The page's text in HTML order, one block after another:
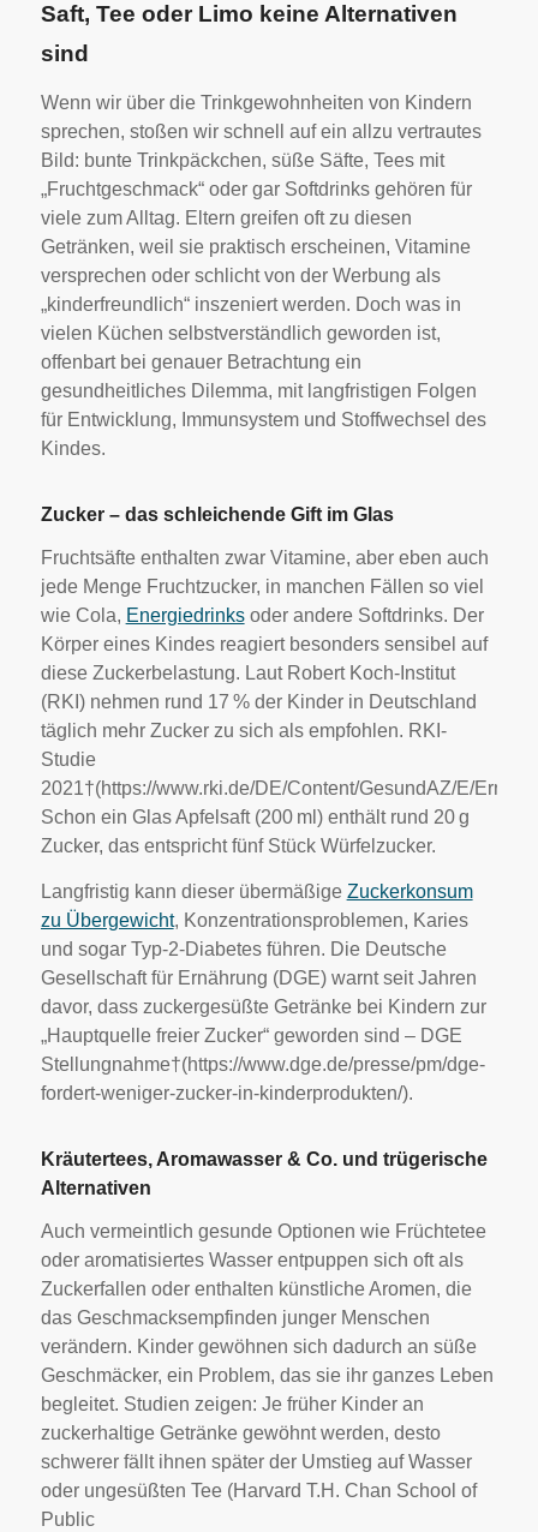
Saft, Tee oder Limo keine Alternativen
sind
Wenn wir über die Trinkgewohnheiten von Kindern
sprechen, stoßen wir schnell auf ein allzu vertrautes
Bild: bunte Trinkpäckchen, süße Säfte, Tees mit
„Fruchtgeschmack“ oder gar Softdrinks gehören für
viele zum Alltag. Eltern greifen oft zu diesen
Getränken, weil sie praktisch erscheinen, Vitamine
versprechen oder schlicht von der Werbung als
„kinderfreundlich“ inszeniert werden. Doch was in
vielen Küchen selbstverständlich geworden ist,
offenbart bei genauer Betrachtung ein
gesundheitliches Dilemma, mit langfristigen Folgen
für Entwicklung, Immunsystem und Stoffwechsel des
Kindes.
Zucker – das schleichende Gift im Glas
Fruchtsäfte enthalten zwar Vitamine, aber eben auch
jede Menge Fruchtzucker, in manchen Fällen so viel
wie Cola, Energiedrinksoder andere Softdrinks. Der
Körper eines Kindes reagiert besonders sensibel auf
diese Zuckerbelastung. Laut Robert Koch-Institut
(RKI) nehmen rund 17 % der Kinder in Deutschland
täglich mehr Zucker zu sich als empfohlen. RKI-
Studie
2021†(https://www.rki.de/DE/Content/GesundAZ/E/
Schon ein Glas Apfelsaft (200 ml) enthält rund 20 g
Zucker, das entspricht fünf Stück Würfelzucker.
Langfristig kann dieser übermäßige Zuckerkonsum
zu Übergewicht, Konzentrationsproblemen, Karies
und sogar Typ-2-Diabetes führen. Die Deutsche
Gesellschaft für Ernährung (DGE) warnt seit Jahren
davor, dass zuckergesüßte Getränke bei Kindern zur
„Hauptquelle freier Zucker“ geworden sind – DGE
Stellungnahme†(https://www.dge.de/presse/pm/dge-
fordert-weniger-zucker-in-kinderprodukten/).
Kräutertees, Aromawasser & Co. und trügerische
Alternativen
Auch vermeintlich gesunde Optionen wie Früchtetee
oder aromatisiertes Wasser entpuppen sich oft als
Zuckerfallen oder enthalten künstliche Aromen, die
das Geschmacksempfinden junger Menschen
verändern. Kinder gewöhnen sich dadurch an süße
Geschmäcker, ein Problem, das sie ihr ganzes Leben
begleitet. Studien zeigen: Je früher Kinder an
zuckerhaltige Getränke gewöhnt werden, desto
schwerer fällt ihnen später der Umstieg auf Wasser
oder ungesüßten Tee (Harvard T.H. Chan School of
Public